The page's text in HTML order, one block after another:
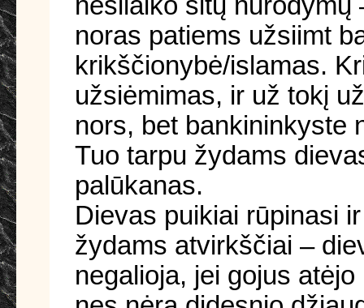
nesilaiko šitų
noras patiems užsiimt
krikščionybė/islamas.
užsiėmimas, ir už tokį
nors, bet bankininkyste
Tuo tarpu žydams
palūkanas.
Dievas puikiai rūpinasi
žydams atvirkščiai –
negalioja, jei gojus